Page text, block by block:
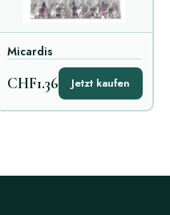
Micardis
CHF1.36 Jetzt kaufen